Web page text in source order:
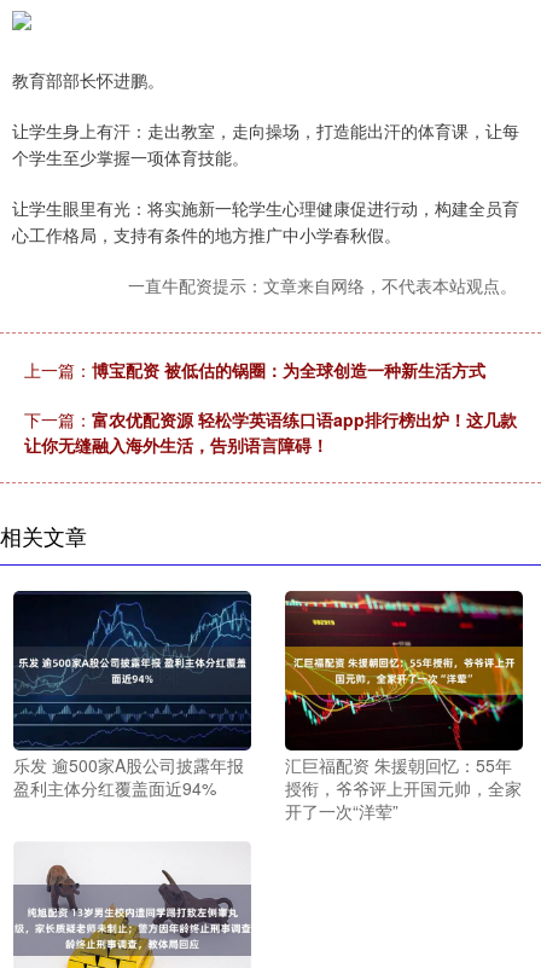
教育部部长怀进鹏。
让学生身上有汗：走出教室，走向操场，打造能出汗的体育课，让每
个学生至少掌握一项体育技能。
让学生眼里有光：将实施新一轮学生心理健康促进行动，构建全员育
心工作格局，支持有条件的地方推广中小学春秋假。
一直牛配资提示：文章来自网络，不代表本站观点。
上一篇： 博宝配资 被低估的锅圈：为全球创造一种新生活方式
下一篇： 富农优配资源 轻松学英语练口语app排行榜出炉！这几款
让你无缝融入海外生活，告别语言障碍！
相关文章
乐发 逾500家A股公司披露年报
盈利主体分红覆盖面近94%
汇巨福配资 朱援朝回忆：55年
授衔，爷爷评上开国元帅，全家
开了一次“洋荤”